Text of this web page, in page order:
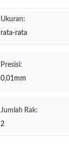
Ukuran:
rata-rata
Presisi:
0,01mm
Jumlah Rak:
2